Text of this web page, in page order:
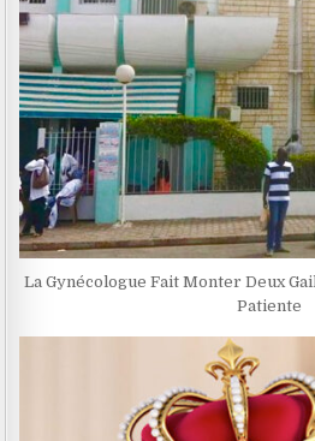
La Gynécologue Fait Monter Deux
Patiente